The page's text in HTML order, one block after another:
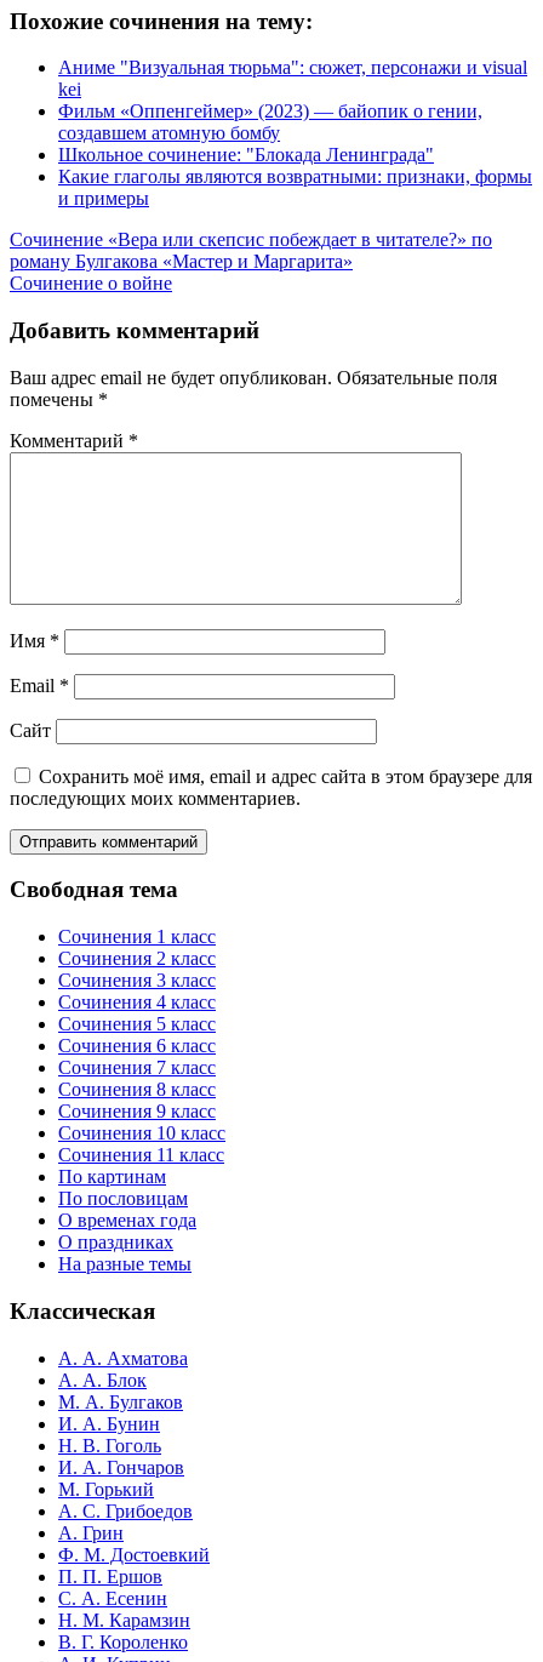
Похожие сочинения на тему:
Аниме "Визуальная тюрьма": сюжет, персонажи и visual
kei
Фильм «Оппенгеймер» (2023) — байопик о гении,
создавшем атомную бомбу
Школьное сочинение: "Блокада Ленинграда"
Какие глаголы являются возвратными: признаки, формы
и примеры
Навигация
по
Сочинение «Вера или скепсис побеждает в читателе?» по
роману Булгакова «Мастер и Маргарита»
Сочинение о войне
Добавить комментарий
Ваш адрес email не будет опубликован. Обязательные поля
помечены *
Комментарий *
Имя *
Email *
Сайт
Сохранить моё имя, email и адрес сайта в этом браузере для
последующих моих комментариев.
Свободная тема
Сочинения 1 класс
Сочинения 2 класс
Сочинения 3 класс
Сочинения 4 класс
Сочинения 5 класс
Сочинения 6 класс
Сочинения 7 класс
Сочинения 8 класс
Сочинения 9 класс
Сочинения 10 класс
Сочинения 11 класс
По картинам
По пословицам
О временах года
О праздниках
На разные темы
Классическая
А. А. Ахматова
А. А. Блок
М. А. Булгаков
И. А. Бунин
Н. В. Гоголь
И. А. Гончаров
М. Горький
А. С. Грибоедов
А. Грин
Ф. М. Достоевкий
П. П. Ершов
С. А. Есенин
Н. М. Карамзин
В. Г. Короленко